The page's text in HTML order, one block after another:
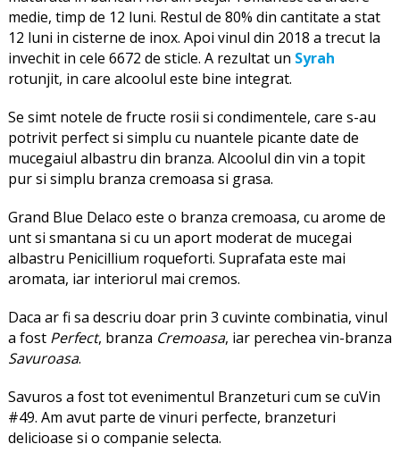
medie, timp de 12 luni. Restul de 80% din cantitate a stat
12 luni in cisterne de inox. Apoi vinul din 2018 a trecut la
invechit in cele 6672 de sticle. A rezultat un Syrah
rotunjit, in care alcoolul este bine integrat.
Se simt notele de fructe rosii si condimentele, care s-au
potrivit perfect si simplu cu nuantele picante date de
mucegaiul albastru din branza. Alcoolul din vin a topit
pur si simplu branza cremoasa si grasa.
Grand Blue Delaco este o branza cremoasa, cu arome de
unt si smantana si cu un aport moderat de mucegai
albastru Penicillium roqueforti. Suprafata este mai
aromata, iar interiorul mai cremos.
Daca ar fi sa descriu doar prin 3 cuvinte combinatia, vinul
a fost Perfect, branza Cremoasa, iar perechea vin-branza
Savuroasa.
Savuros a fost tot evenimentul Branzeturi cum se cuVin
#49. Am avut parte de vinuri perfecte, branzeturi
delicioase si o companie selecta.